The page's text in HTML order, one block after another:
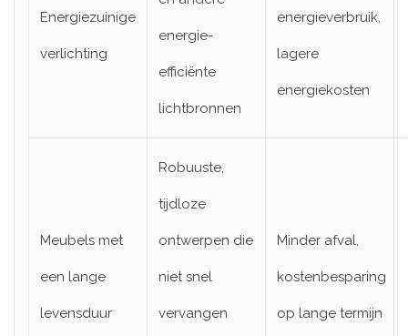
Energiezuinige
verlichting
energie-
efficiënte
lichtbronnen
energieverbruik,
lagere
energiekosten
Meubels met
een lange
levensduur
Robuuste,
tijdloze
ontwerpen die
niet snel
vervangen
Minder afval,
kostenbesparing
op lange termijn